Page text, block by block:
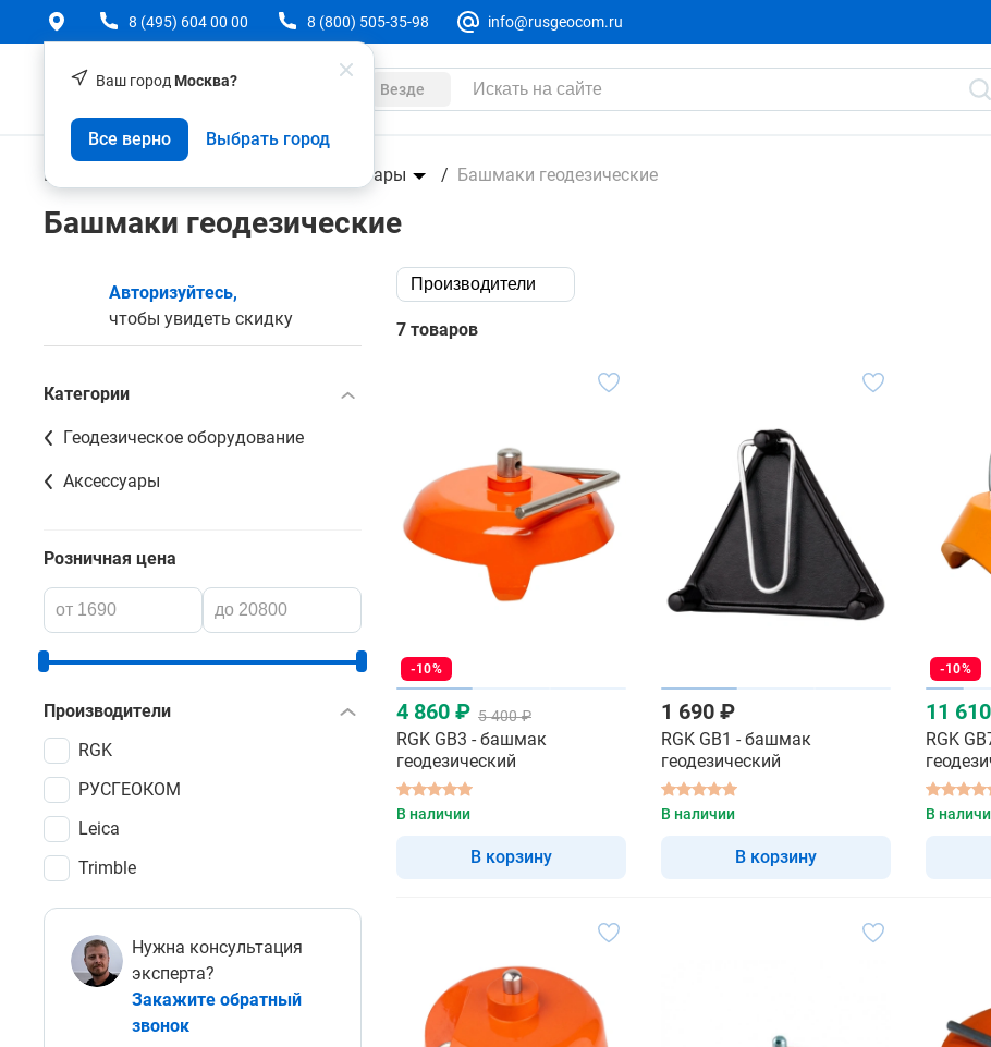
Ваш город Москва?
Все верно Выбрать город
8 (495) 604 00 00 8 (800) 505-35-98 info@rusgeocom.ru
Везде
Геодезическое оборудование Аксессуары Башмаки геодезические
Башмаки геодезические
Авторизуйтесь,
чтобы увидеть скидку
Категории
Геодезическое оборудование
Аксессуары
Розничная цена
Производители
RGK
РУСГЕОКОМ
Leica
Trimble
Нужна консультация
эксперта?
Закажите обратный
звонок
Производители
7 товаров
-10%
4 860 ₽ 5 400 ₽
RGK GB3 - башмак
геодезический
В наличии
В корзину
1 690 ₽
RGK GB1 - башмак
геодезический
В наличии
В корзину
-10%
11
RGK
В